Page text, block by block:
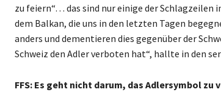
zu feiern“… das sind nur einige der Schlagzeilen
dem Balkan, die uns in den letzten Tagen
anders und dementieren dies gegenüber der
Schweiz den Adler verboten hat“, hallte in den
FFS: Es geht nicht darum, das Adlersymbol zu